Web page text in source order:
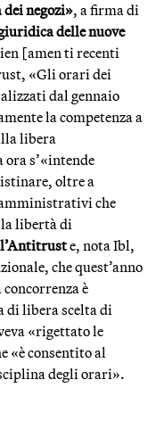
negozi», a firma di
delle nuove
[amen ti recenti
«Gli orari dei
dal gennaio
la competenza a
libera
s’«intende
oltre a
che
libertà di
e, nota Ibl,
che quest’anno
è
di libera scelta di
«rigettato le
«è consentito al
degli orari».